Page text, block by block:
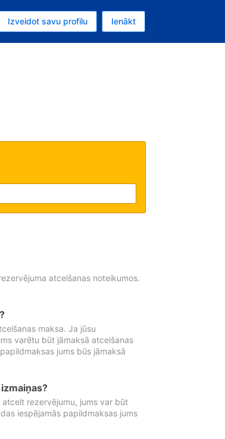
dolārs.ir Latviski.
ar savu rezervējumu.
Izveidot savu profilu Ienākt
atcelšanas noteikumos.
maksa. Ja jūsu
varētu būt jāmaksā atcelšanas
jums būs jāmaksā
rezervējumu, jums var būt
iespējamās papildmaksas jums